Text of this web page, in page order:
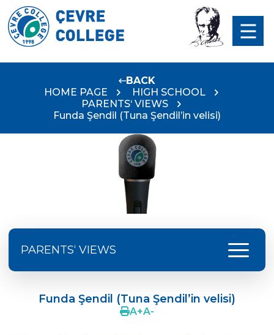
BACK
HOME PAGE
HIGH SCHOOL
PARENTS‘ VIEWS
Funda Şendil (Tuna Şendil’in velisi)
PARENTS‘ VIEWS menu
Cem Ertok (İdil Ertok‘un velisi)
Funda Şendil (Tuna Şendil’in velisi)
A+A-